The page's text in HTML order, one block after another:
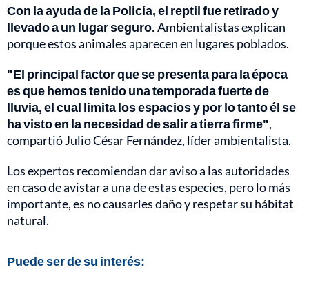
Con la ayuda de la Policía, el reptil fue retirado y
llevado a un lugar seguro.Ambientalistas explican
porque estos animales aparecen en lugares poblados.
"El principal factor que se presenta para la época
es que hemos tenido una temporada fuerte de
lluvia, el cual limita los espacios y por lo tanto él se
ha visto en la necesidad de salir a tierra firme",
compartió Julio César Fernández, líder ambientalista.
Los expertos recomiendan dar aviso a las autoridades
en caso de avistar a una de estas especies, pero lo más
importante, es no causarles daño y respetar su hábitat
natural.
Puede ser de su interés: